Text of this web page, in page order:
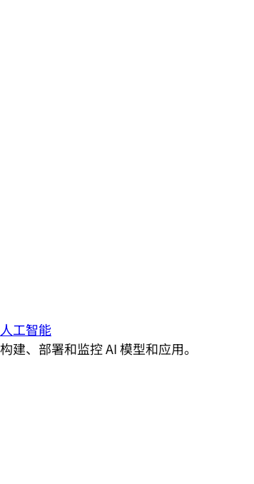
人工智能
构建、部署和监控 AI 模型和应用。